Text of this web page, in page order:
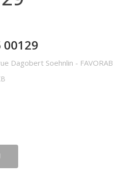
00129
Dagobert Soehnlin -